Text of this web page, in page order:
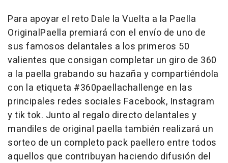
Para apoyar el reto Dale la Vuelta a la Paella
OriginalPaella premiará con el envío de uno de
sus famosos delantales a los primeros 50
valientes que consigan completar un giro de 360
a la paella grabando su hazaña y compartiéndola
con la etiqueta #360paellachallenge en las
principales redes sociales Facebook, Instagram
y tik tok. Junto al regalo directo delantales y
mandiles de original paella también realizará un
sorteo de un completo pack paellero entre todos
aquellos que contribuyan haciendo difusión del